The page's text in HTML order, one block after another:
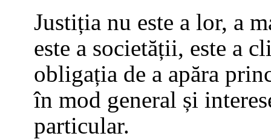
Justiția nu este a lor, a
este a societății, este a
obligația de a apăra
în mod general și
particular.